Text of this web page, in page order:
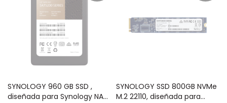
SYNOLOGY 960 GB SSD ,
diseñada para Synology NAS
SYNOLOGY SSD 800GB NVMe
M.2 22110, diseñada para